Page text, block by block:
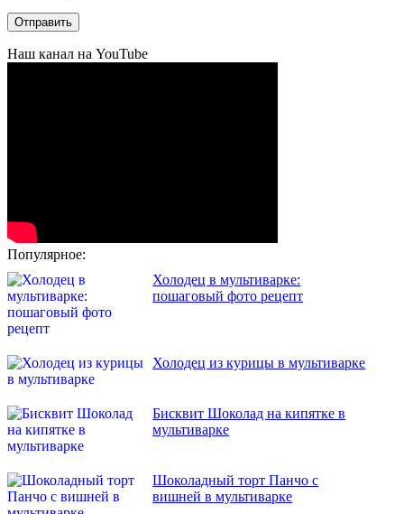
Наш канал на YouTube
Популярное:
Холодец в мультиварке:
пошаговый фото рецепт
Холодец из курицы в мультиварке
Бисквит Шоколад на кипятке в
мультиварке
Шоколадный торт Панчо с
вишней в мультиварке